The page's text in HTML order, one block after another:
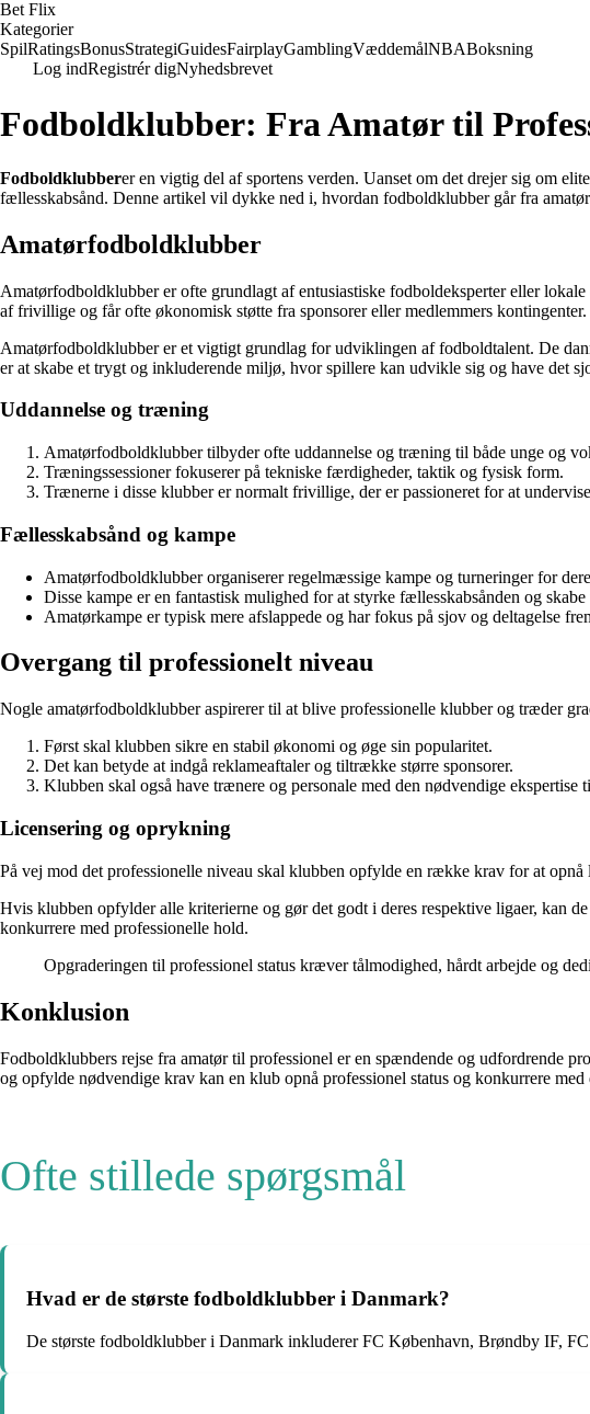
Bet Flix
Kategorier
SpilRatingsBonusStrategiGuidesFairplayGamblingVæddemålNBABoksning
Log indRegistrér digNyhedsbrevet
Fodboldklubber: Fra Amatør til
Fodboldklubberer en vigtig del af sportens verden. Uanset om det drejer sig om
fællesskabsånd. Denne artikel vil dykke ned i, hvordan fodboldklubber går fra
Amatørfodboldklubber
Amatørfodboldklubber er ofte grundlagt af entusiastiske fodboldeksperter eller
af frivillige og får ofte økonomisk støtte fra sponsorer eller medlemmers kontingenter.
Amatørfodboldklubber er et vigtigt grundlag for udviklingen af fodboldtalent. De
er at skabe et trygt og inkluderende miljø, hvor spillere kan udvikle sig og have det
Uddannelse og træning
Amatørfodboldklubber tilbyder ofte uddannelse og træning til både unge og
Træningssessioner fokuserer på tekniske færdigheder, taktik og fysisk form.
Trænerne i disse klubber er normalt frivillige, der er passioneret for at
Fællesskabsånd og kampe
Amatørfodboldklubber organiserer regelmæssige kampe og turneringer for
Disse kampe er en fantastisk mulighed for at styrke fællesskabsånden og
Amatørkampe er typisk mere afslappede og har fokus på sjov og deltagelse
Overgang til professionelt niveau
Nogle amatørfodboldklubber aspirerer til at blive professionelle klubber og træder
Først skal klubben sikre en stabil økonomi og øge sin popularitet.
Det kan betyde at indgå reklameaftaler og tiltrække større sponsorer.
Klubben skal også have trænere og personale med den nødvendige
Licensering og oprykning
På vej mod det professionelle niveau skal klubben opfylde en række krav for at
Hvis klubben opfylder alle kriterierne og gør det godt i deres respektive ligaer, kan
konkurrere med professionelle hold.
Opgraderingen til professionel status kræver tålmodighed, hårdt arbejde og
Konklusion
Fodboldklubbers rejse fra amatør til professionel er en spændende og udfordrende
og opfylde nødvendige krav kan en klub opnå professionel status og konkurrere med
Ofte stillede spørgsmål
Hvad er de største fodboldklubber i Danmark?
De største fodboldklubber i Danmark inkluderer FC København, Brøndby IF,